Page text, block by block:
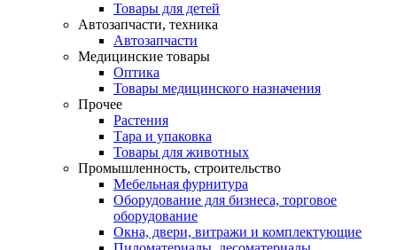
Товары для детей
Автозапчасти, техника
Автозапчасти
Медицинские товары
Оптика
Товары медицинского назначения
Прочее
Растения
Тара и упаковка
Товары для животных
Промышленность, строительство
Мебельная фурнитура
Оборудование для бизнеса, торговое
оборудование
Окна, двери, витражи и комплектующие